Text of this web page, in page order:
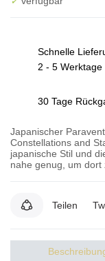
Schnelle
2 - 5 Werktage
30 Tage
Japanischer
Constellations and
japanische Stil und
nahe genug, um dort
Teilen